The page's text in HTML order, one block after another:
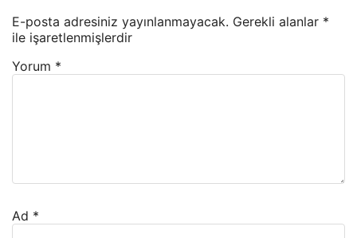
E-posta adresiniz yayınlanmayacak. Gerekli alanlar *
ile işaretlenmişlerdir
Yorum *
Ad *